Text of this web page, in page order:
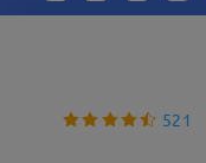
521